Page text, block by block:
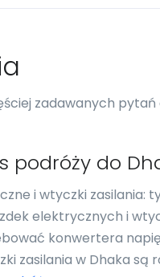
zadawanych
podróży do
i wtyczki zasilania:
elektrycznych i
konwertera
zasilania w Dhaka są